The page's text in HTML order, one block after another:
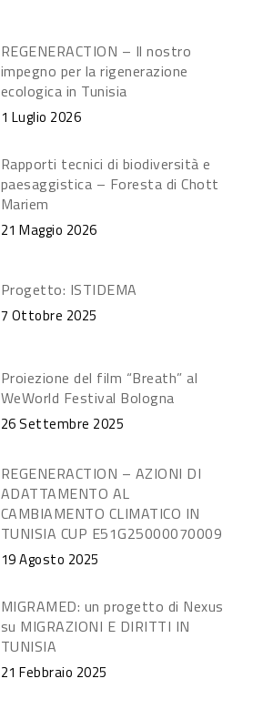
REGENERACTION – Il nostro
impegno per la rigenerazione
ecologica in Tunisia
1 Luglio 2026
Rapporti tecnici di biodiversità e
paesaggistica – Foresta di Chott
Mariem
21 Maggio 2026
Progetto: ISTIDEMA
7 Ottobre 2025
Proiezione del film “Breath” al
WeWorld Festival Bologna
26 Settembre 2025
REGENERACTION – AZIONI DI
ADATTAMENTO AL
CAMBIAMENTO CLIMATICO IN
TUNISIA CUP E51G25000070009
19 Agosto 2025
MIGRAMED: un progetto di Nexus
su MIGRAZIONI E DIRITTI IN
TUNISIA
21 Febbraio 2025